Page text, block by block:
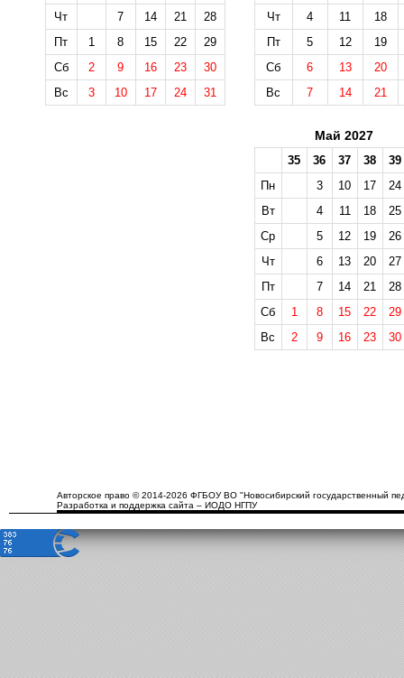
Чт
7 14 21
28
Пт
1 8 15 22
29
Сб
2 9 16 23
30
Вс
3 10 17 24 31
Чт
4 11
18
Пт
5 12
19
Сб
6 13
20
Вс
7 14 21
Май 2027
35 36 37 38
39
Пн
3 10 17
24
Вт
4 11 18
25
Ср
5 12 19
26
Чт
6 13 20
27
Пт
7 14 21
28
Сб
1 8 15 22
29
Вс
2 9 16 23 30
Авторское право © 2014-2026 ФГБОУ ВО "Новосибирский государственный
Разработка и поддержка сайта – ИОДО НГПУ